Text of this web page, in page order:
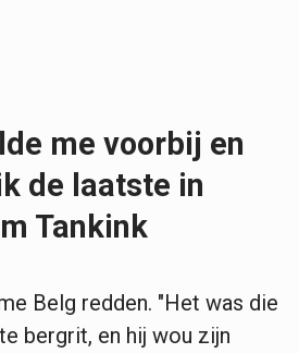
me voorbij en
de laatste in
Tankink
Belg redden. "Het was die
bergrit, en hij wou zijn